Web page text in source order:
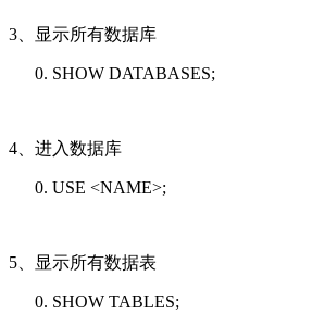
3、显示所有数据库
SHOW DATABASES;
4、进入数据库
USE <NAME>;
5、显示所有数据表
SHOW TABLES;